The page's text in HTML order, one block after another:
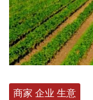
商家 企业 生意